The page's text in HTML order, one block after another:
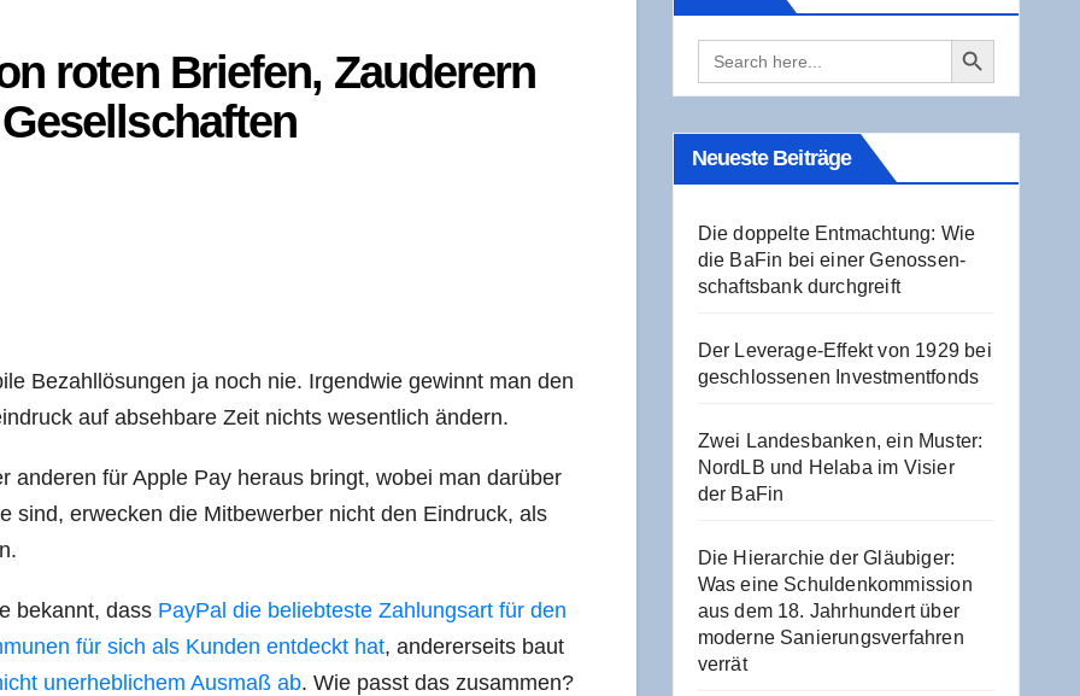
roten Brie­fen, Zau­de­rern
Bezahl­lö­sun­gen ja noch nie. Irgend­wie gewinnt man den
auf abseh­ba­re Zeit nichts wesent­lich ändern.
ande­ren für Apple Pay her­aus bringt, wobei man dar­über
sind, erwe­cken die Mit­be­wer­ber nicht den Ein­druck, als
bekannt, dass Pay­Pal die belieb­tes­te Zah­lungs­art für den
für sich als Kun­den ent­deckt hat, ande­rer­seits baut
uner­heb­li­chem Aus­maß ab. Wie passt das zusammen?
Search
for:
Search Button
Neu­es­te Beiträge
Die dop­pel­te Ent­mach­tung: Wie
die BaFin bei einer Genos­sen­
schafts­bank durchgreift
Der Levera­ge-Effekt von 1929 bei
geschlos­se­nen Investmentfonds
Zwei Lan­des­ban­ken, ein Mus­ter:
NordLB und Hela­ba im Visier
der BaFin
Die Hier­ar­chie der Gläu­bi­ger:
Was eine Schul­den­kom­mis­si­on
aus dem 18. Jahr­hun­dert über
moder­ne Sanie­rungs­ver­fah­ren
verrät